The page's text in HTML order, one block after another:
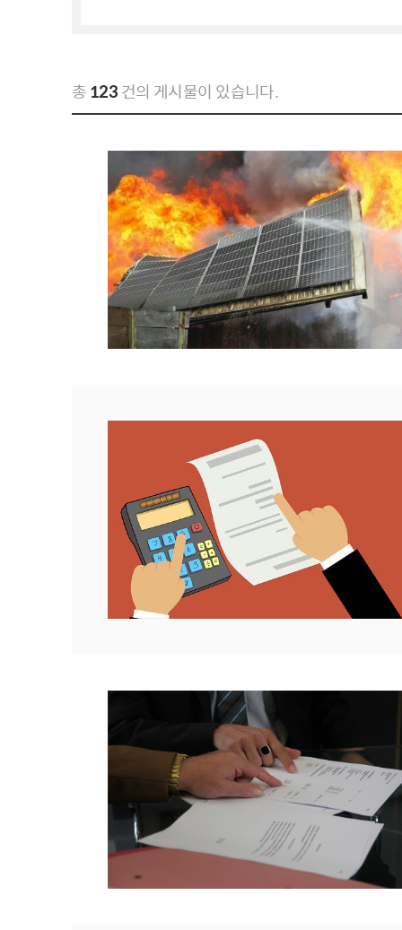
총123건의 게시물이 있습니다.